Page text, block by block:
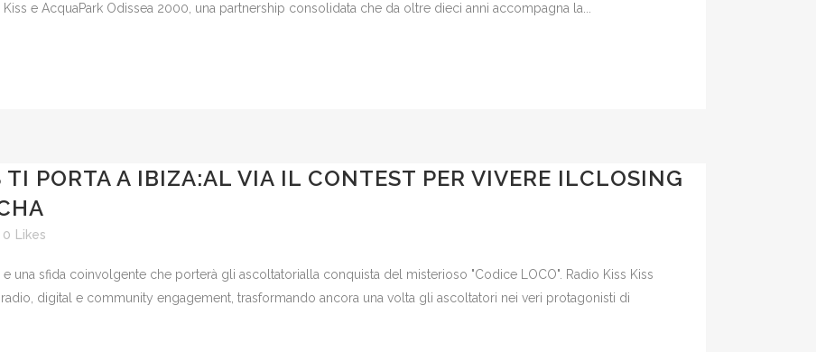
e AcquaPark Odissea 2000, una partnership consolidata che da oltre dieci anni accompagna la...
TI PORTA A IBIZA:AL VIA IL CONTEST PER VIVERE ILCLOSING
0 Likes
una sfida coinvolgente che porterà gli ascoltatorialla conquista del misterioso "Codice LOCO". Radio Kiss Kiss
digital e community engagement, trasformando ancora una volta gli ascoltatori nei veri protagonisti di